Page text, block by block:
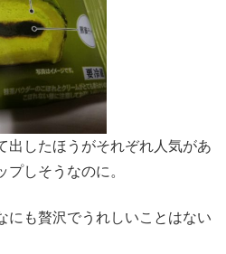
出したほうがそれぞれ人気があ
プしそうなのに。
にも贅沢でうれしいことはない